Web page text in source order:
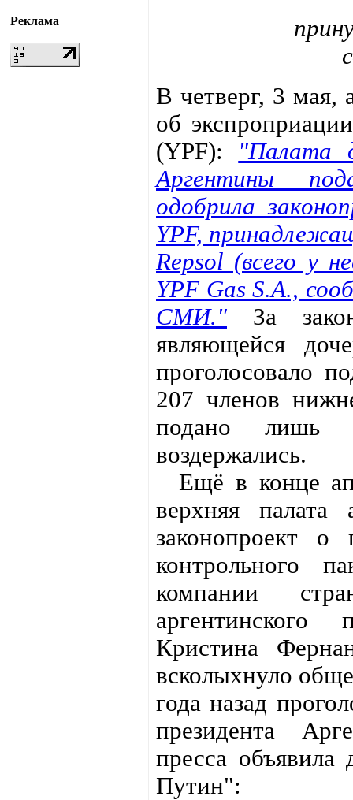
Реклама
В четверг, 3 мая,
об
(YPF):
"Палата
Аргентины
одобрила
YPF,
Repsol (всего у
YPF Gas S.A.,
СМИ." За
являющейся
проголосовало
207 членов
подано лишь
воздержались.
Ещё в конце
верхняя палата
законопроект о
контрольного
компании
аргентинского
Кристина
всколыхнуло
года назад
президента
пресса объявила
Путин":